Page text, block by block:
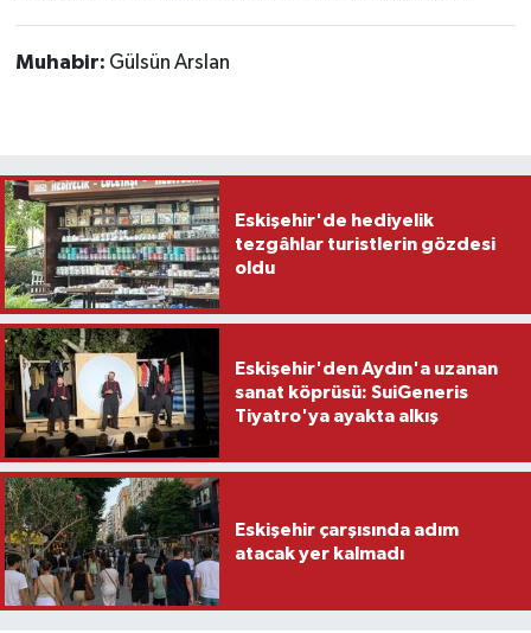
Muhabir: Gülsün Arslan
Eskişehir'de hediyelik
tezgâhlar turistlerin gözdesi
oldu
Eskişehir'den Aydın'a uzanan
sanat köprüsü: SuiGeneris
Tiyatro'ya ayakta alkış
Eskişehir çarşısında adım
atacak yer kalmadı